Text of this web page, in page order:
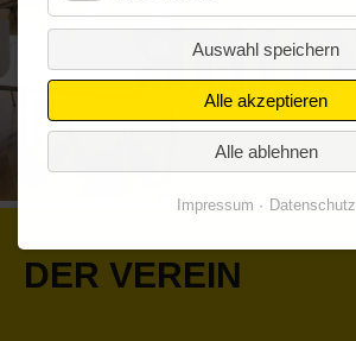
DER VEREIN
Auswahl speichern
Alle akzeptieren
Alle ablehnen
Impressum Datenschutz